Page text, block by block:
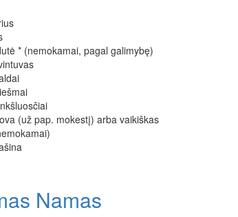
* (nemokamai, pagal galimybę)
(už pap. mokestį) arba vaikiškas
Namas